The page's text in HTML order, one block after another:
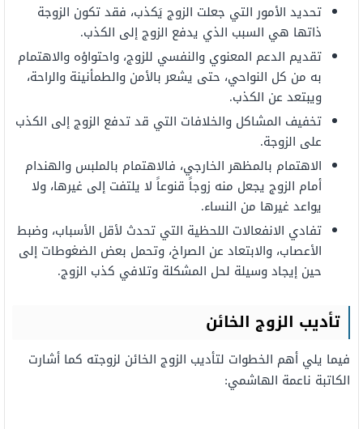
تحديد الأمور التي جعلت الزوج يَكذب، فقد تكون الزوجة
ذاتها هي السبب الذي يدفع الزوج إلى الكذب.
تقديم الدعم المعنوي والنفسي للزوج، واحتواؤه والاهتمام
به من كل النواحي، حتى يشعر بالأمن والطمأنينة والراحة،
ويبتعد عن الكذب.
تخفيف المشاكل والخلافات التي قد تدفع الزوج إلى الكذب
على الزوجة.
الاهتمام بالمظهر الخارجي، فالاهتمام بالملبس والهندام
أمام الزوج يجعل منه زوجاً قنوعاً لا يلتفت إلى غيرها، ولا
يواعد غيرها من النساء.
تفادي الانفعالات اللحظية التي تحدث لأقل الأسباب، وضبط
الأعصاب، والابتعاد عن الصراخ، وتحمل بعض الضغوطات إلى
حين إيجاد وسيلة لحل المشكلة وتلافي كذب الزوج.
تأديب الزوج الخائن
فيما يلي أهم الخطوات لتأديب الزوج الخائن لزوجته كما أشارت
الكاتبة ناعمة الهاشمي: